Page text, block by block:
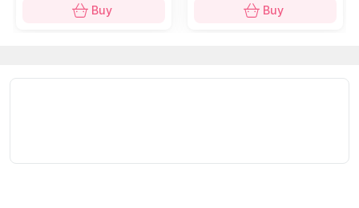
sticker sống động này, với các chủ đề về ẩm thực,
và người thân của bạn.
Buy Buy